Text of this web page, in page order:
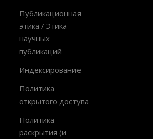
Публикационная
этика / Этика
научных
публикаций
Индексирование
Политика
открытого доступа
Политика
раскрытия (и